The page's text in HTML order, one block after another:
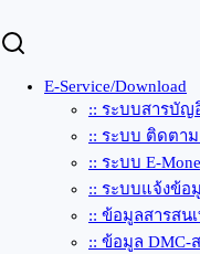
E-Service/Download
:: ระบบสารบัญ
:: ระบบ ติดตาม
:: ระบบ E-
:: ระบบแจ้งข้อ
:: ข้อมูลสารสน
:: ข้อมูล DMC-